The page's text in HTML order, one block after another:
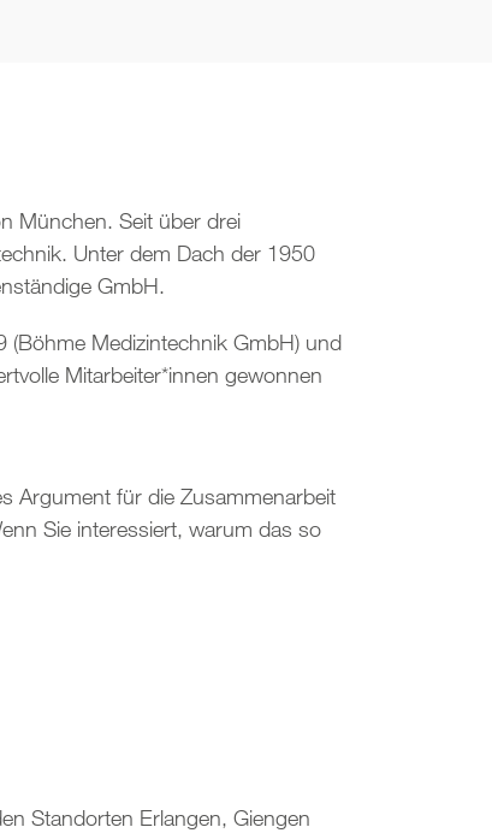
München. Seit über drei
Unter dem Dach der 1950
GmbH.
Medizintechnik GmbH) und
Mitarbeiter*innen gewonnen
Argument für die Zusammenarbeit
Sie interessiert, warum das so
Standorten Erlangen, Giengen